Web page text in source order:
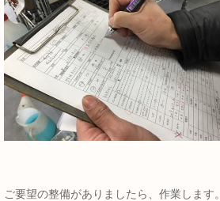
ご要望の整備がありましたら、作業します。